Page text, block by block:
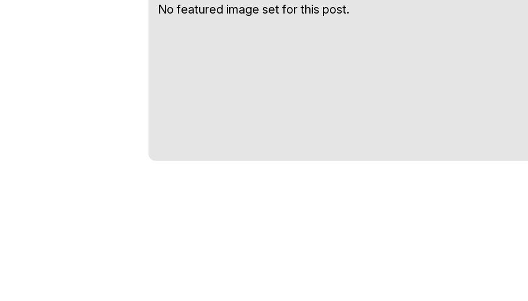
No featured image set for this post.